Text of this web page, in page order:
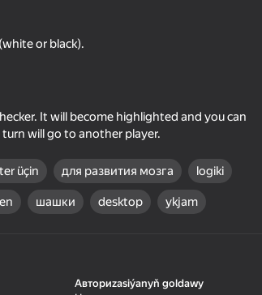
My Chess
or black).
It will become highlighted and you can
will go to another player.
üçin для развития мозга logiki
шашки desktop ykjam
Авториzasiýanyň goldawy